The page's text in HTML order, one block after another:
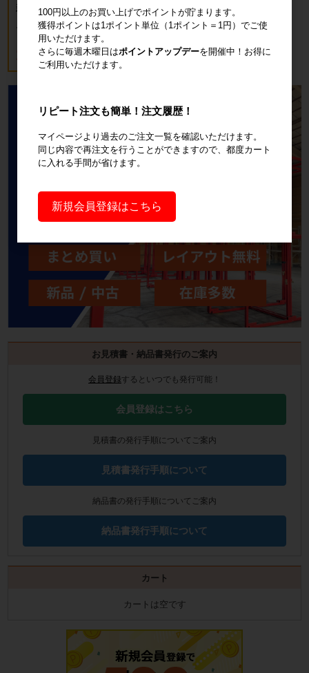
新品 カゴ台車 ロールボックスパレッ
ト(樹脂底板) W850×D650×H1700mm
ブルー
18,700円税込20,570円
お見積書・納品書発行のご案内
会員登録するといつでも発行可能！
会員登録はこちら
見積書の発行手順についてご案内
見積書発行手順について
納品書の発行手順についてご案内
納品書発行手順について
カート
カートは空です
100円以上のお買い上げでポイントが貯まります。
獲得ポイントは1ポイント単位（1ポイント＝1円）でご使
用いただけます。
さらに毎週木曜日はポイントアップデーを開催中！お得に
ご利用いただけます。
リピート注文も簡単！注文履歴！
マイページより過去のご注文一覧を確認いただけます。
同じ内容で再注文を行うことができますので、都度カート
に入れる手間が省けます。
新規会員登録はこちら